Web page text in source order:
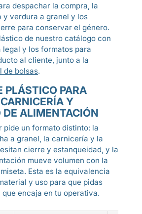
despachar la compra, la
y verdura a granel y los
para conservar el género.
de nuestro catálogo con
legal y los formatos para
al cliente, junto a la
de bolsas.
PLÁSTICO PARA
Y
DE ALIMENTACIÓN
pide un formato distinto: la
a granel, la carnicería y la
cierre y estanqueidad, y la
mueve volumen con la
Esta es la equivalencia
y uso para que pidas
encaja en tu operativa.